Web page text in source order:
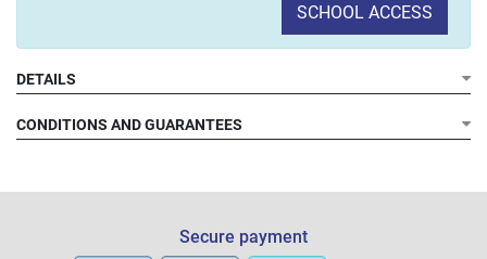
SCHOOL ACCESS
DETAILS
CONDITIONS AND GUARANTEES
Las intervenciones debidas a daños accidentales (rotura de
el plan, no tendrán coste, con la limitación de una reparación
Secure payment